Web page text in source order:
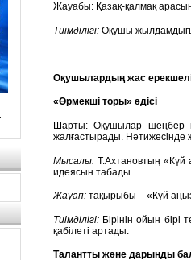
Жауабы: Қазақ-қалмақ
Тиімділігі: Оқушы
Оқушылардың жас
«Өрмекші торы» әдісі
Шарты: Оқушылар шеңбер
жалғастырады. Нәтижесінде
Мысалы: Т.Ахтановтың
идеясын табады.
Жауап: тақырыбы – «Күй
Тиімділігі: Бірінін ойын
қабілеті артады.
Талантты және дарынды